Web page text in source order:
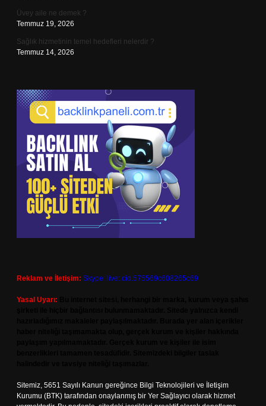
Üvey aile ne demek ?
Temmuz 19, 2026
Sağlık hizmetinin temel hedefleri nelerdir ?
Temmuz 14, 2026
Reklam ve İletişim: Skype: live:.cid.575569c608265c69
Yasal Uyarı:
Sitemiz, 5651 Sayılı Kanun gereğince Bilgi Teknolojileri ve İletişim
Kurumu (BTK) tarafından onaylanmış bir Yer Sağlayıcı olarak hizmet